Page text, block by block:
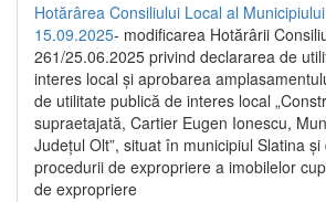
Hotărârea Consiliului Local al
15.09.2025- modificarea Hotărârii
261/25.06.2025 privind declararea de
interes local și aprobarea
de utilitate publică de interes local
supraetajată, Cartier Eugen Ionescu,
Județul Olt”, situat în municipiul Slatina
procedurii de expropriere a imobilelor
de expropriere